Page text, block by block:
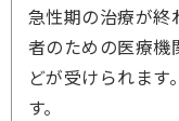
急性期の治療が終
者のための医療機
どが受けられま
す。